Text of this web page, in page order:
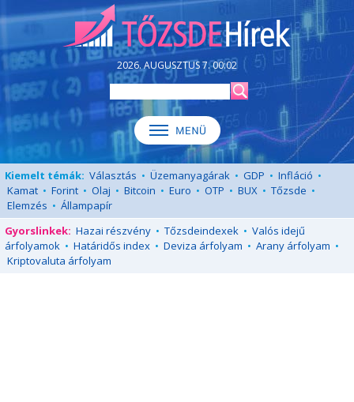
2026. AUGUSZTUS 7. 00:02
Kiemelt témák: Választás • Üzemanyagárak • GDP • Infláció •
Kamat • Forint • Olaj • Bitcoin • Euro • OTP • BUX • Tőzsde •
Elemzés • Állampapír
Gyorslinkek: Hazai részvény • Tőzsdeindexek • Valós idejű
árfolyamok • Határidős index • Deviza árfolyam • Arany árfolyam •
Kriptovaluta árfolyam